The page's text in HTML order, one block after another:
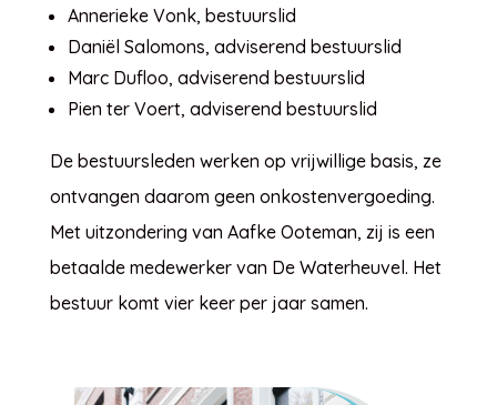
Annerieke Vonk, bestuurslid
Daniël Salomons, adviserend bestuurslid
Marc Dufloo, adviserend bestuurslid
Pien ter Voert, adviserend bestuurslid
De bestuursleden werken op vrijwillige basis, ze
ontvangen daarom geen onkostenvergoeding.
Met uitzondering van Aafke Ooteman, zij is een
betaalde medewerker van De Waterheuvel. Het
bestuur komt vier keer per jaar samen.